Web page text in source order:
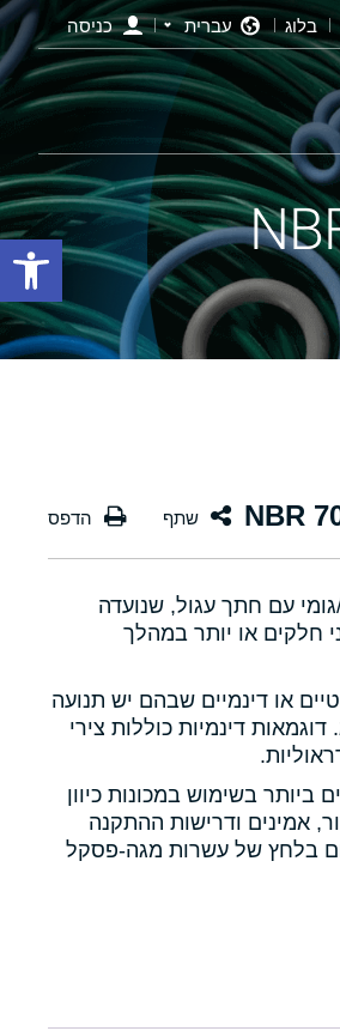
בלוג עברית כניסה
עם חתך עגול, שנועדה
חלקים או יותר במהלך
או דינמיים שבהם יש תנועה
דינמיות כוללות צירי
ביותר בשימוש במכונות כיוון
אמינים ודרישות ההתקנה
בלחץ של עשרות מגה-פסקל
פתח